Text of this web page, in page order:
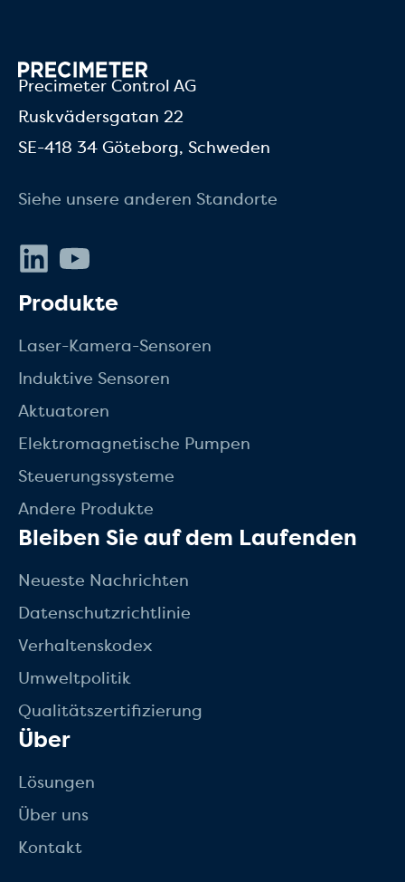
Precimeter Control AG
Ruskvädersgatan 22
SE-418 34 Göteborg, Schweden
Siehe unsere anderen Standorte
LinkedIn
Produkte
Laser-Kamera-Sensoren
Induktive Sensoren
Aktuatoren
Elektromagnetische Pumpen
Steuerungssysteme
Andere Produkte
Bleiben Sie auf dem Laufenden
Neueste Nachrichten
Datenschutzrichtlinie
Verhaltenskodex
Umweltpolitik
Qualitätszertifizierung
Über
Lösungen
Über uns
Kontakt